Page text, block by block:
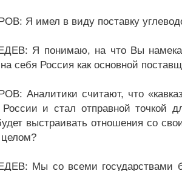
Я имел в виду поставку
Я понимаю, на что Вы
себя Россия как основной
Аналитики считают, что
России и стал отправной точкой
выстраивать отношения со
Мы со всеми государствами